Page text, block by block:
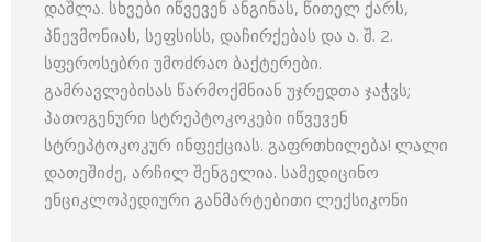
დაშლა. სხვები იწვევენ ანგინას, წითელ ქარს,
პნევმონიას, სეფსისს, დაჩირქებას და ა. შ. 2.
სფეროსებრი უმოძრაო ბაქტერები.
გამრავლებისას წარმოქმნიან უჯრედთა ჯაჭვს;
პათოგენური სტრეპტოკოკები იწვევენ
სტრეპტოკოკურ ინფექციას. გაფრთხილება! ლალი
დათეშიძე, არჩილ შენგელია. სამედიცინო
ენციკლოპედიური განმარტებითი ლექსიკონი